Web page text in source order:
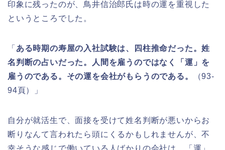
印象に残ったのが、鳥井信治郎氏は時の運を重視した
というところでした。
「 ある時期の寿屋の入社試験は、四柱推命だった。姓
名判断の占いだった。人間を雇うのではなく「運」を
雇うのである。その運を会社がもらうのである。
（93-
94頁）」
自分が就活生で、面接を受けて姓名判断が悪いからお
断りなんて言われたら頭にくるかもしれませんが、不